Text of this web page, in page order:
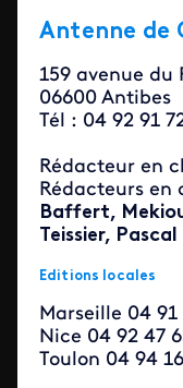
Antenne de
159 avenue du
06600 Antibes
Tél : 04 92 91
Rédacteur en
Rédacteurs en
Baffert,
Teissier,
Editions locales
Marseille 04 91
Nice 04 92 47
Toulon 04 94